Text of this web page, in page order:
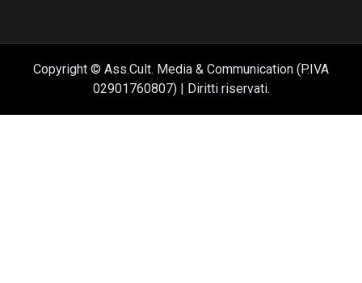
Copyright © Ass.Cult. Media & Communication (P.IVA
02901760807) | Diritti riservati.